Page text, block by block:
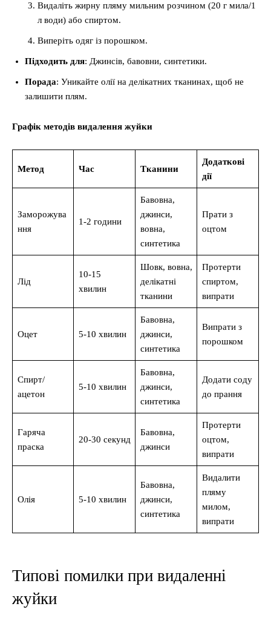
Видаліть жирну пляму мильним розчином (20 г мила/1
л води) або спиртом.
Виперіть одяг із порошком.
Підходить для: Джинсів, бавовни, синтетики.
Порада: Уникайте олії на делікатних тканинах, щоб не
залишити плям.
Графік методів видалення жуйки
Метод Час Тканини
Додаткові
дії
Заморожува
ння
1-2 години
Бавовна,
джинси,
вовна,
синтетика
Прати з
оцтом
Лід
10-15
хвилин
Шовк, вовна,
делікатні
тканини
Протерти
спиртом,
випрати
Оцет 5-10 хвилин
Бавовна,
джинси,
синтетика
Випрати з
порошком
Спирт/
ацетон
5-10 хвилин
Бавовна,
джинси,
синтетика
Додати соду
до прання
Гаряча
праска
20-30 секунд
Бавовна,
джинси
Протерти
оцтом,
випрати
Олія 5-10 хвилин
Бавовна,
джинси,
синтетика
Видалити
пляму
милом,
випрати
Типові помилки при видаленні
жуйки